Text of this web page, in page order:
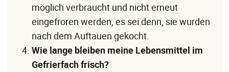
möglich verbraucht und nicht erneut
eingefroren werden, es sei denn, sie wurden
nach dem Auftauen gekocht.
Wie lange bleiben meine Lebensmittel im
Gefrierfach frisch?